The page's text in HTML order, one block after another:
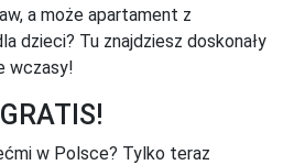
a może apartament z
dzieci? Tu znajdziesz doskonały
wczasy!
w Polsce? Tylko teraz